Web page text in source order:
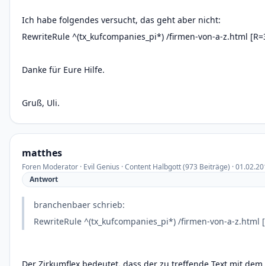
Ich habe folgendes versucht, das geht aber nicht:
RewriteRule ^(tx_kufcompanies_pi*) /firmen-von-a-z.html
Danke für Eure Hilfe.
Gruß, Uli.
matthes
Foren Moderator · Evil Genius · Content Halbgott (973 Beiträge) ·
Antwort
branchenbaer schrieb:
RewriteRule ^(tx_kufcompanies_pi*) /firmen-von-a-z.html